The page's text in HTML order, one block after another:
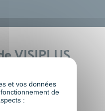
VISIPLUS
et vos données
de
: